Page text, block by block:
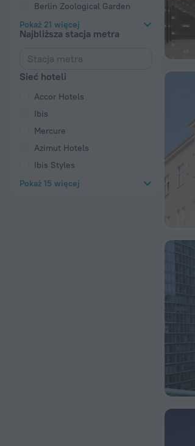
Berlin Zoological Garden
Pokaż 21 więcej
Najbliższa stacja metra
Sieć hoteli
Accor Hotels
Ibis
Mercure
Azimut Hotels
Ibis Styles
Pokaż 15 więcej